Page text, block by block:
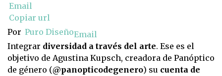
Email
Copiar url
Por Puro DiseñoEmail
Integrar diversidad a través del arte. Ese es el
objetivo de Agustina Kupsch, creadora de Panóptico
de género (@panopticodegenero) su cuenta de